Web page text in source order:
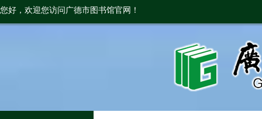
您好，欢迎您访问广德市图书馆官网！